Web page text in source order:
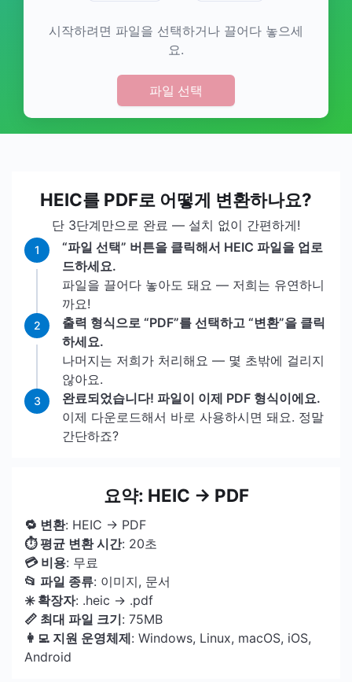
시작하려면 파일을 선택하거나 끌어다 놓으세
요.
파일 선택
HEIC를 PDF로 어떻게 변환하나요?
단 3단계만으로 완료 — 설치 없이 간편하게!
1
“파일 선택” 버튼을 클릭해서 HEIC 파일을 업로
드하세요.
파일을 끌어다 놓아도 돼요 — 저희는 유연하니
까요!
2
출력 형식으로 “PDF”를 선택하고 “변환”을 클릭
하세요.
나머지는 저희가 처리해요 — 몇 초밖에 걸리지
않아요.
3
완료되었습니다! 파일이 이제 PDF 형식이에요.
이제 다운로드해서 바로 사용하시면 돼요. 정말
간단하죠?
요약: HEIC → PDF
🔁 변환: HEIC → PDF
⏱ 평균 변환 시간: 20초
💳 비용: 무료
📂 파일 종류: 이미지, 문서
✳️ 확장자: .heic → .pdf
📏 최대 파일 크기: 75MB
👩‍💻 지원 운영체제: Windows, Linux, macOS, iOS,
Android